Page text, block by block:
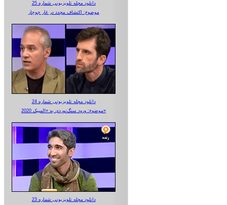
دانلود مجله تلویزیونی شماره 25
موضوع: اکتشاف مجدد در غار جوجار
دانلود مجله تلویزیونی شماره 24
موضوع: ورود سنگ‌نوردی به «المپیک 2020»
دانلود مجله تلویزیونی شماره 23